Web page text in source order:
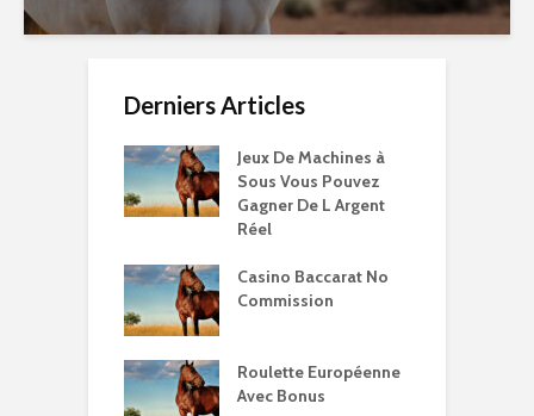
Derniers Articles
Jeux De Machines à
Sous Vous Pouvez
Gagner De L Argent
Réel
Casino Baccarat No
Commission
Roulette Européenne
Avec Bonus